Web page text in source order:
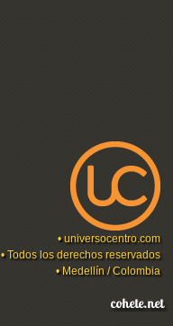
•universocentro.com
• Todos los derechos reservados
• Medellín / Colombia